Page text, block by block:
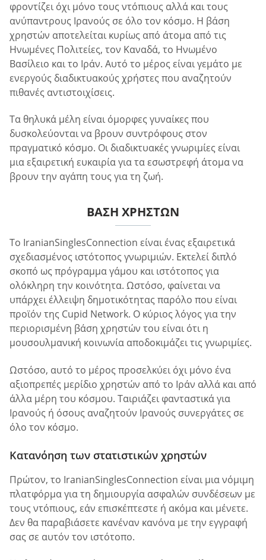
φροντίζει όχι μόνο τους ντόπιους αλλά και τους
ανύπαντρους Ιρανούς σε όλο τον κόσμο. Η βάση
χρηστών αποτελείται κυρίως από άτομα από τις
Ηνωμένες Πολιτείες, τον Καναδά, το Ηνωμένο
Βασίλειο και το Ιράν. Αυτό το μέρος είναι γεμάτο με
ενεργούς διαδικτυακούς χρήστες που αναζητούν
πιθανές αντιστοιχίσεις.
Τα θηλυκά μέλη είναι όμορφες γυναίκες που
δυσκολεύονται να βρουν συντρόφους στον
πραγματικό κόσμο. Οι διαδικτυακές γνωριμίες είναι
μια εξαιρετική ευκαιρία για τα εσωστρεφή άτομα να
βρουν την αγάπη τους για τη ζωή.
ΒΆΣΗ ΧΡΗΣΤΏΝ
Το IranianSinglesConnection είναι ένας εξαιρετικά
σχεδιασμένος ιστότοπος γνωριμιών. Εκτελεί διπλό
σκοπό ως πρόγραμμα γάμου και ιστότοπος για
ολόκληρη την κοινότητα. Ωστόσο, φαίνεται να
υπάρχει έλλειψη δημοτικότητας παρόλο που είναι
προϊόν της Cupid Network. Ο κύριος λόγος για την
περιορισμένη βάση χρηστών του είναι ότι η
μουσουλμανική κοινωνία αποδοκιμάζει τις γνωριμίες.
Ωστόσο, αυτό το μέρος προσελκύει όχι μόνο ένα
αξιοπρεπές μερίδιο χρηστών από το Ιράν αλλά και από
άλλα μέρη του κόσμου. Ταιριάζει φανταστικά για
Ιρανούς ή όσους αναζητούν Ιρανούς συνεργάτες σε
όλο τον κόσμο.
Κατανόηση των στατιστικών χρηστών
Πρώτον, το IranianSinglesConnection είναι μια νόμιμη
πλατφόρμα για τη δημιουργία ασφαλών συνδέσεων με
τους ντόπιους, εάν επισκέπτεστε ή ακόμα και μένετε.
Δεν θα παραβιάσετε κανέναν κανόνα με την εγγραφή
σας σε αυτόν τον ιστότοπο.